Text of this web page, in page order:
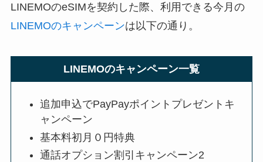
LINEMOのeSIMを契約した際、利用できる今月の
LINEMOのキャンペーンは以下の通り。
LINEMOのキャンペーン一覧
追加申込でPayPayポイントプレゼントキ
ャンペーン
基本料初月０円特典
通話オプション割引キャンペーン2